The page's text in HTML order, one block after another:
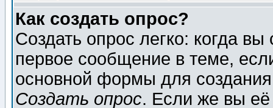
Как создать опрос?
Создать опрос легко: когда
первое сообщение в теме,
основной формы для
Создать опрос. Если же вы её